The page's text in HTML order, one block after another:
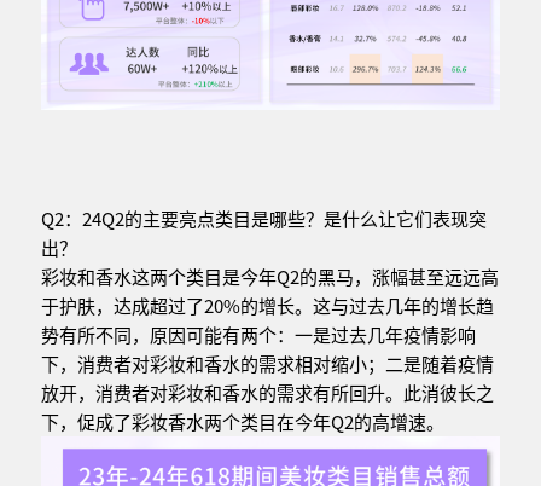
Q2：24Q2的主要亮点类目是哪些？是什么让它们表现突
出？
彩妆和香水这两个类目是今年Q2的黑马，涨幅甚至远远高
于护肤，达成超过了20%的增长。这与过去几年的增长趋
势有所不同，原因可能有两个：一是过去几年疫情影响
下，消费者对彩妆和香水的需求相对缩小；二是随着疫情
放开，消费者对彩妆和香水的需求有所回升。此消彼长之
下，促成了彩妆香水两个类目在今年Q2的高增速。